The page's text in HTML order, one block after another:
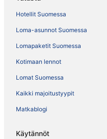
Hotellit Suomessa
Loma-asunnot Suomessa
Lomapaketit Suomessa
Kotimaan lennot
Lomat Suomessa
Kaikki majoitustyypit
Matkablogi
Käytännöt